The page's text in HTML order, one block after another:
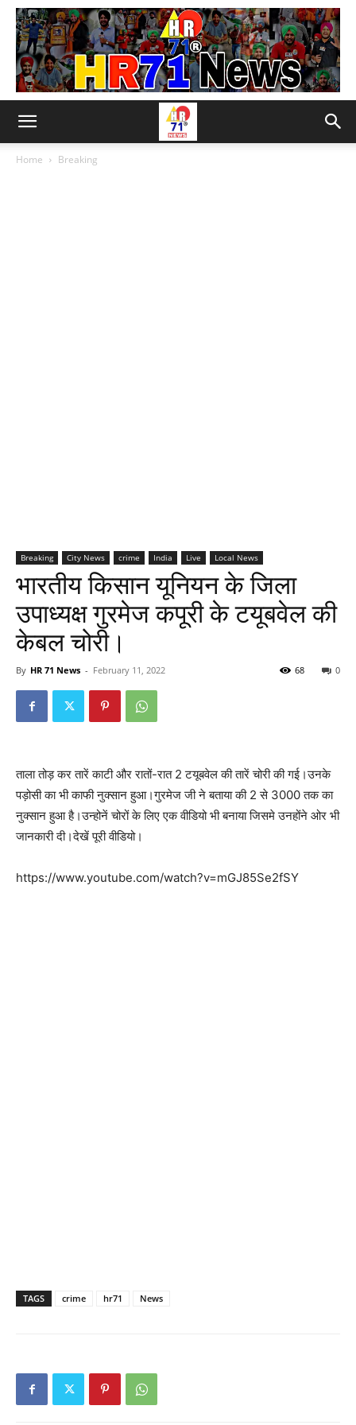
Home Breaking
Breaking City News crime India Live Local News
भारतीय किसान यूनियन के जिला
उपाध्यक्ष गुरमेज कपूरी के टयूबवेल की
केबल चोरी।
By HR 71 News - February 11, 2022 0
68
ताला तोड़ कर तारें काटी और रातों-रात 2 टयूबवेल की तारें चोरी की गई।उनके
पड़ोसी का भी काफी नुक्सान हुआ।गुरमेज जी ने बताया की 2 से 3000 तक का
नुक्सान हुआ है।उन्होनें चोरों के लिए एक वीडियो भी बनाया जिसमे उनहोंने ओर भी
जानकारी दी।देखें पूरी वीडियो।
https://www.youtube.com/watch?v=mGJ85Se2fSY
TAGS crime hr71 News